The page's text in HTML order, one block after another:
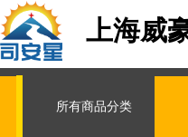
上海威
所有商品分类